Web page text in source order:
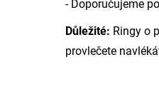
- Doporučujeme
Důležité: Ringy o
provlečete